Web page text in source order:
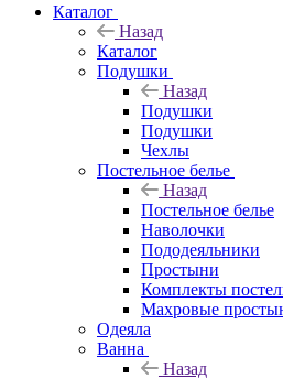
Каталог
Назад
Каталог
Подушки
Назад
Подушки
Подушки
Чехлы
Постельное белье
Назад
Постельное белье
Наволочки
Пододеяльники
Простыни
Комплекты
Махровые
Одеяла
Ванна
Назад